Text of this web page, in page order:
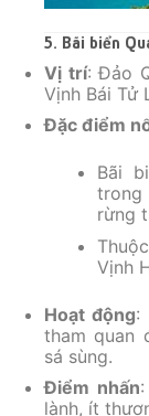
5. Bãi biển
Vị trí: Đảo
Vịnh Bái Tử
Đặc điểm
Bãi
trong
rừng
Vịnh
Hoạt động:
tham quan
sá sùng.
Điểm nhấn
lành, ít